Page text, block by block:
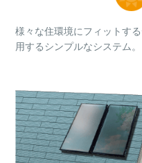
様々な住環境にフィットす
用するシンプルなシステム。